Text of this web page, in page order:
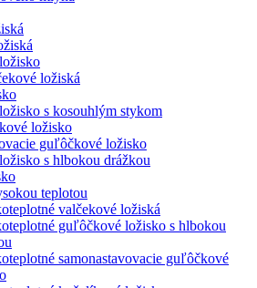
ložiská
s kosouhlým stykom
ložisko
guľôčkové ložisko
s hlbokou drážkou
teplotou
valčekové ložiská
guľôčkové ložisko s hlbokou
samonastavovacie guľôčkové